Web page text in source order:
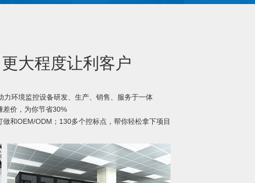
更大程度让利客户
力环境监控设备研发、生产、销售、服务于一体
差价，为你节省30%
和OEM/ODM；130多个控标点，帮你轻松拿下项目